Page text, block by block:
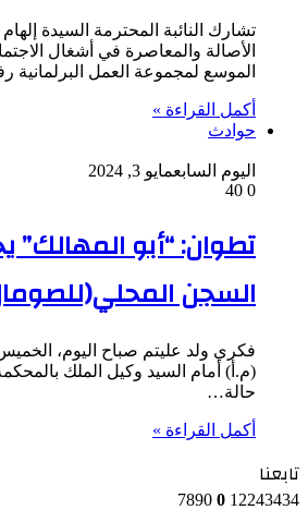
تشارك النائبة المحترمة السيدة
الأصالة والمعاصرة في أشغال
الموسع لمجموعة العمل البرلمانية
أكمل القراءة »
حوادث
اليوم السابعمايو 3, 2024
0
تطوان: “أبو
السجن
(م.أ) أمام السيد وكيل الملك
حالة…
أكمل القراءة »
تابعنا
12243434
0